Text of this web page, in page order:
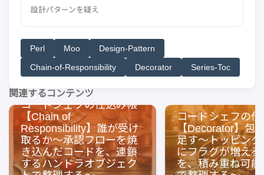
設計パターンを疑え
Perl Moo
Design-Pattern
Chain-of-Responsibility
Decorator Series-Toc
関連するコンテンツ
コードシェフの仕込み帳
【Chain of
Responsibility】誰が受け
取るか〜承認フローを焼
き込んだコードを、連鎖
するハンドラオブジェク
コードシェフの
【Decorator】包
足す〜トッピン
にフラグが増え
を、積み重ね可